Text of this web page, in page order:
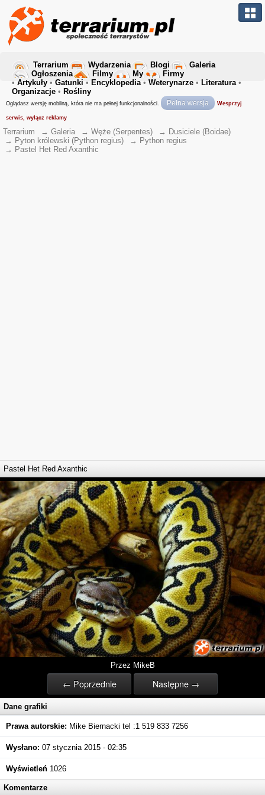
Terrarium Wydarzenia Blogi
Galeria
Ogłoszenia
Filmy My
Firmy
• Artykuły • Gatunki • Encyklopedia• Weterynarze • Literatura•
Organizacje • Rośliny
Oglądasz wersję mobilną, która nie ma pełnej funkcjonalności. Pełna wersja Wesprzyj
serwis, wyłącz reklamy
Terrarium → Galeria → Węże (Serpentes) → Dusiciele (Boidae)
→ Pyton królewski (Python regius) → Python regius
→ Pastel Het Red Axanthic
Pastel Het Red Axanthic
Przez MikeB
← Poprzednie Następne →
Dane grafiki
Prawa autorskie: Mike Biernacki tel :1 519 833 7256
Wysłano: 07 stycznia 2015 - 02:35
Wyświetleń 1026
Komentarze